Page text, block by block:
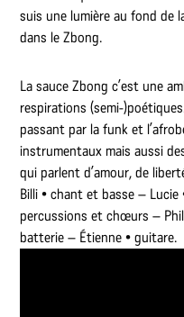
suis une lumière au fond de
dans le Zbong.
La sauce Zbong c’est une
respirations (semi-
passant par la funk et
instrumentaux mais aussi
qui parlent d’amour, de
Billi • chant et basse –
percussions et chœurs –
batterie – Étienne • guitare.